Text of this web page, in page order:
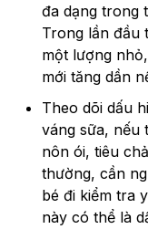
đa dạng trong
Trong lần đầu
một lượng
mới tăng dần
Theo dõi dấu
váng sữa, nếu
nôn ói, tiêu
thường, cần
bé đi kiểm tra
này có thể là